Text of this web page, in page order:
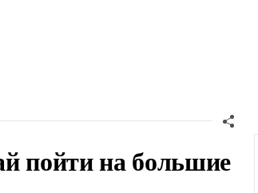
пойти на большие